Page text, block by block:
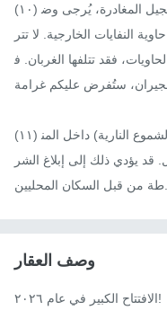
(١٠) يُرجى فرز النفايات وفقًا للتعليمات. قبل تسجيل المغادرة، يُرجى وض
النفايات الخارجية. لا تتر
فقد تتلفها الغربان. ف
ستُفرض عليكم غرامة.
(١١) يُرجى عدم إطلاق الألعاب النارية (باستثناء الشموع النارية) داخل المن
يؤدي ذلك إلى إبلاغ الشر
وصف العقار
الافتتاح الكبير في عام ٢٠٢٦!